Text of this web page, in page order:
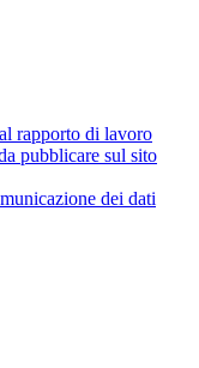
rapporto di lavoro
pubblicare sul sito
dei dati